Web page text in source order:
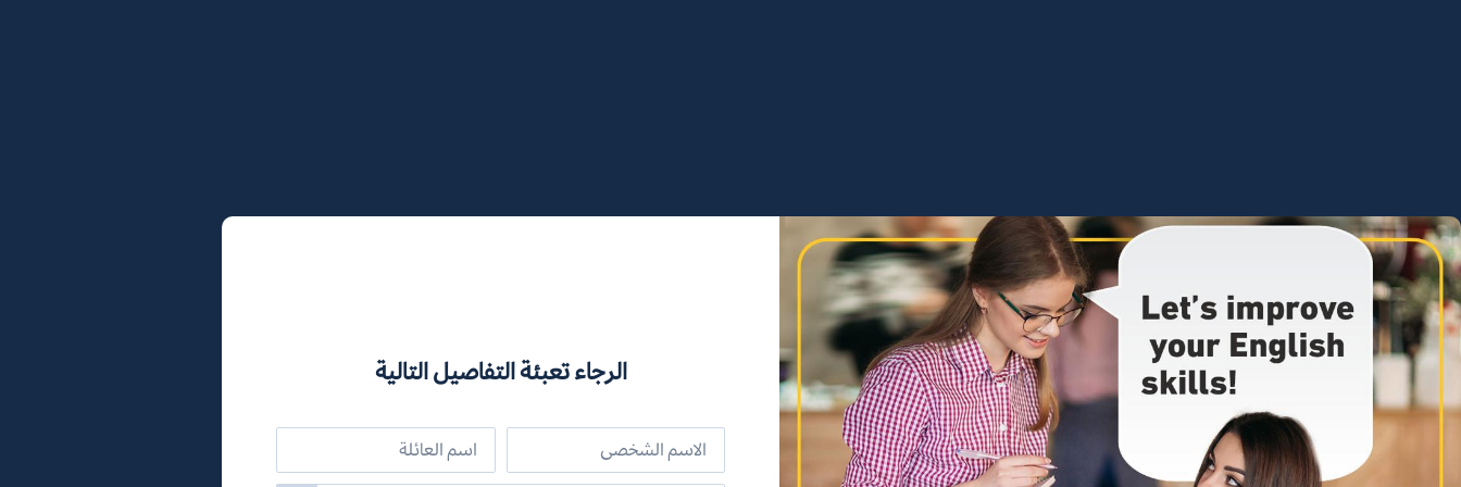
الرجاء تعبئة التفاصيل التالية